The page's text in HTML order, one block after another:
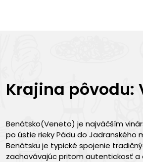
Krajina pôvodu:
Benátsko(Veneto) je najväčším
po ústie rieky Pádu do Jadranského
Benátsku je typické spojenie
zachovávajúc pritom autentickosť a